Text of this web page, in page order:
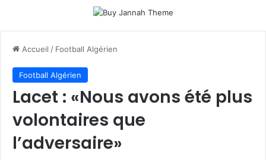
Accueil / Football Algérien
Football Algérien
Lacet : «Nous avons été plus
volontaires que
l’adversaire»